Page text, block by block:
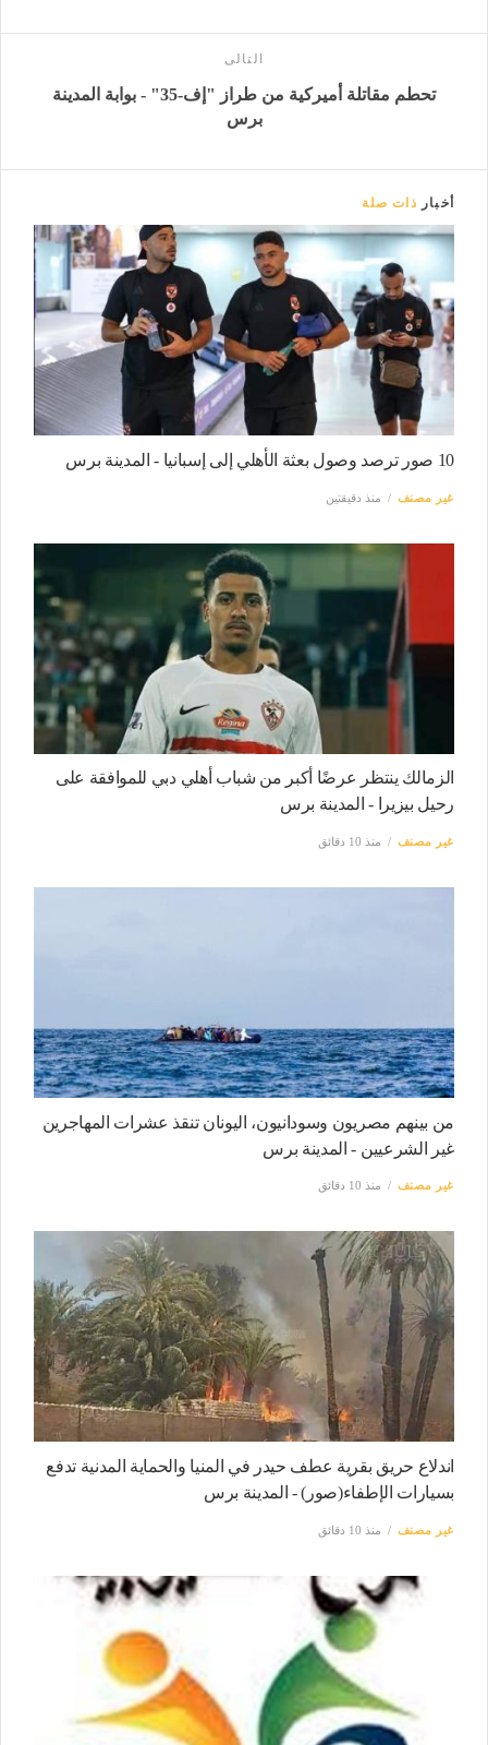
التالى
تحطم مقاتلة أميركية من طراز "إف-35" - بوابة المدينة
برس
أخبار ذات صلة
10 صور ترصد وصول بعثة الأهلي إلى إسبانيا - المدينة برس
غير مصنف منذ دقيقتين
الزمالك ينتظر عرضًا أكبر من شباب أهلي دبي للموافقة على
رحيل بيزيرا - المدينة برس
غير مصنف منذ 10 دقائق
من بينهم مصريون وسودانيون، اليونان تنقذ عشرات المهاجرين
غير الشرعيين - المدينة برس
غير مصنف منذ 10 دقائق
اندلاع حريق بقرية عطف حيدر في المنيا والحماية المدنية تدفع
بسيارات الإطفاء(صور) - المدينة برس
غير مصنف منذ 10 دقائق